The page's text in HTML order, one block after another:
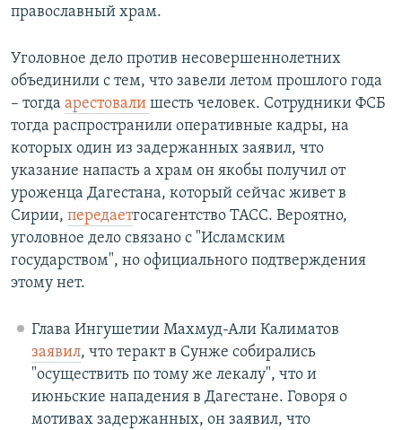
православный храм.
Уголовное дело против несовершеннолетних
объединили с тем, что завели летом прошлого года
– тогда арестовали шесть человек. Сотрудники ФСБ
тогда распространили оперативные кадры, на
которых один из задержанных заявил, что
указание напасть а храм он якобы получил от
уроженца Дагестана, который сейчас живет в
Сирии, передаетгосагентство ТАСС. Вероятно,
уголовное дело связано с "Исламским
государством", но официального подтверждения
этому нет.
Глава Ингушетии Махмуд-Али Калиматов
заявил, что теракт в Сунже собирались
"осуществить по тому же лекалу", что и
июньские нападения в Дагестане. Говоря о
мотивах задержанных, он заявил, что